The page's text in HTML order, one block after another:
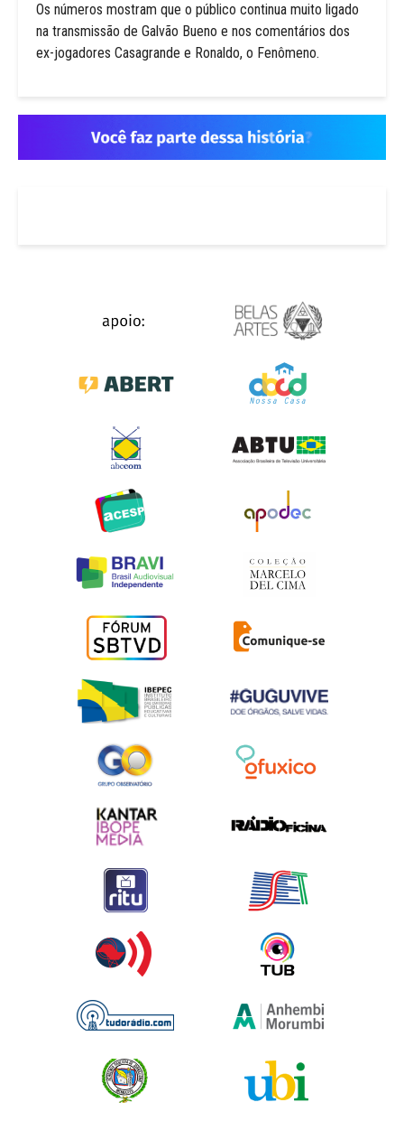
Os números mostram que o público continua muito ligado
na transmissão de Galvão Bueno e nos comentários dos
ex-jogadores Casagrande e Ronaldo, o Fenômeno.